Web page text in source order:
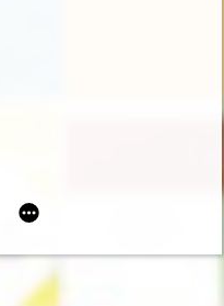
i początek polskiej